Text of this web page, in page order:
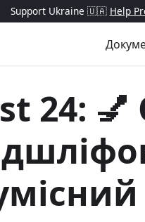
Support Ukraine 🇺🇦 Help
24: